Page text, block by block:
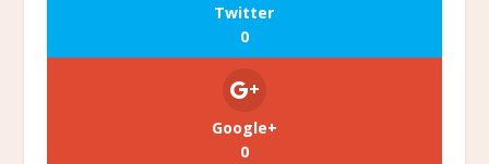
Twitter
0
Google+
0